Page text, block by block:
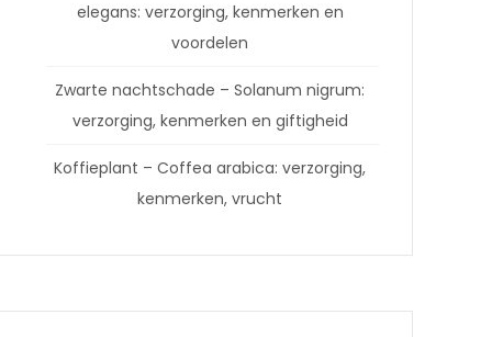
elegans: verzorging, kenmerken en
voordelen
Zwarte nachtschade – Solanum nigrum:
verzorging, kenmerken en giftigheid
Koffieplant – Coffea arabica: verzorging,
kenmerken, vrucht